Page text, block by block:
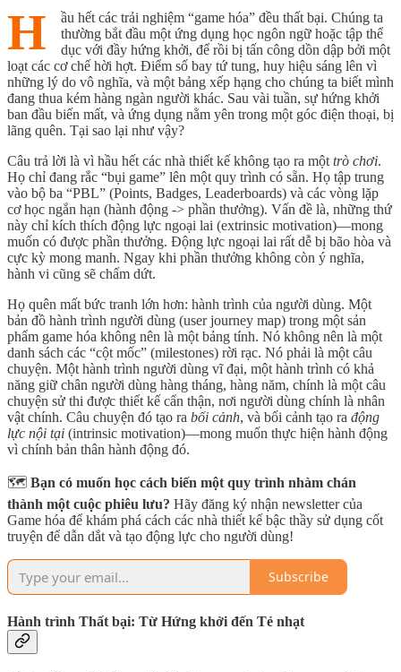
H
ầu hết các trải nghiệm “game hóa” đều thất bại. Chúng ta
thường bắt đầu một ứng dụng học ngôn ngữ hoặc tập thể
dục với đầy hứng khởi, để rồi bị tấn công dồn dập bởi một
loạt các cơ chế hời hợt. Điểm số bay tứ tung, huy hiệu sáng lên vì
những lý do vô nghĩa, và một bảng xếp hạng cho chúng ta biết mình
đang thua kém hàng ngàn người khác. Sau vài tuần, sự hứng khởi
ban đầu biến mất, và ứng dụng nằm yên trong một góc điện thoại, bị
lãng quên. Tại sao lại như vậy?
Câu trả lời là vì hầu hết các nhà thiết kế không tạo ra một trò chơi.
Họ chỉ đang rắc “bụi game” lên một quy trình có sẵn. Họ tập trung
vào bộ ba “PBL” (Points, Badges, Leaderboards) và các vòng lặp
cơ học ngắn hạn (hành động -> phần thưởng). Vấn đề là, những thứ
này chỉ kích thích động lực ngoại lai (extrinsic motivation)—mong
muốn có được phần thưởng. Động lực ngoại lai rất dễ bị bão hòa và
cực kỳ mong manh. Ngay khi phần thưởng không còn ý nghĩa,
hành vi cũng sẽ chấm dứt.
Họ quên mất bức tranh lớn hơn: hành trình của người dùng. Một
bản đồ hành trình người dùng (user journey map) trong một sản
phẩm game hóa không nên là một bảng tính. Nó không nên là một
danh sách các “cột mốc” (milestones) rời rạc. Nó phải là một câu
chuyện. Một hành trình người dùng vĩ đại, một hành trình có khả
năng giữ chân người dùng hàng tháng, hàng năm, chính là một câu
chuyện sử thi được thiết kế cẩn thận, nơi người dùng chính là nhân
vật chính. Câu chuyện đó tạo ra bối cảnh, và bối cảnh tạo ra động
lực nội tại (intrinsic motivation)—mong muốn thực hiện hành động
vì chính bản thân hành động đó.
🗺️ Bạn có muốn học cách biến một quy trình nhàm chán
thành một cuộc phiêu lưu? Hãy đăng ký nhận newsletter của
Game hóa để khám phá cách các nhà thiết kế bậc thầy sử dụng cốt
truyện để dẫn dắt và tạo động lực cho người dùng!
Subscribe
Hành trình Thất bại: Từ Hứng khởi đến Tẻ nhạt